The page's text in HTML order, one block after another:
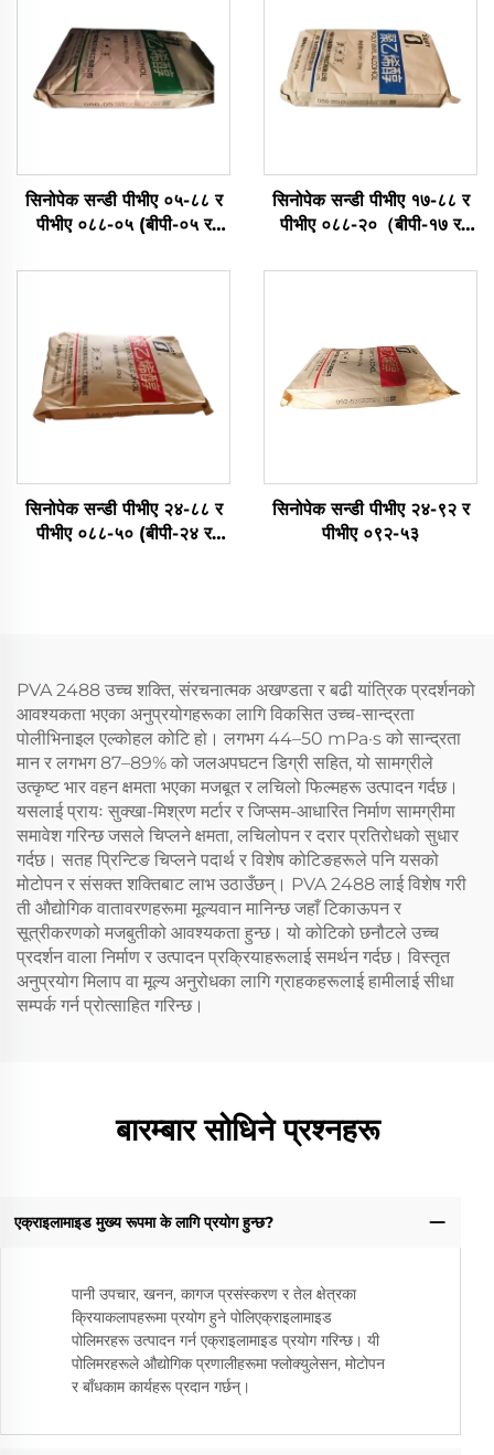
सिनोपेक सन्डी पीभीए ०५-८८ र
पीभीए ०८८-०५ (बीपी-०५ र
सिनोपेक सन्डी पीभीए १७-८८ र
पीभीए ०८८-२०（बीपी-१७ र
२२-८८）
सिनोपेक सन्डी पीभीए २४-८८ र
पीभीए ०८८-५० (बीपी-२४ र
सिनोपेक सन्डी पीभीए २४-९२ र
पीभीए ०९२-५३
PVA 2488 उच्च शक्ति, संरचनात्मक अखण्डता र बढी यांत्रिक प्रदर्शनको
आवश्यकता भएका अनुप्रयोगहरूका लागि विकसित उच्च-सान्द्रता
पोलीभिनाइल एल्कोहल कोटि हो। लगभग 44–50 mPa·s को सान्द्रता
मान र लगभग 87–89% को जलअपघटन डिग्री सहित, यो सामग्रीले
उत्कृष्ट भार वहन क्षमता भएका मजबूत र लचिलो फिल्महरू उत्पादन गर्दछ।
यसलाई प्रायः सुक्खा-मिश्रण मर्टार र जिप्सम-आधारित निर्माण सामग्रीमा
समावेश गरिन्छ जसले चिप्लने क्षमता, लचिलोपन र दरार प्रतिरोधको सुधार
गर्दछ। सतह प्रिन्टिङ चिप्लने पदार्थ र विशेष कोटिङहरूले पनि यसको
मोटोपन र संसक्त शक्तिबाट लाभ उठाउँछन्। PVA 2488 लाई विशेष गरी
ती औद्योगिक वातावरणहरूमा मूल्यवान मानिन्छ जहाँ टिकाऊपन र
सूत्रीकरणको मजबुतीको आवश्यकता हुन्छ। यो कोटिको छनौटले उच्च
प्रदर्शन वाला निर्माण र उत्पादन प्रक्रियाहरूलाई समर्थन गर्दछ। विस्तृत
अनुप्रयोग मिलाप वा मूल्य अनुरोधका लागि ग्राहकहरूलाई हामीलाई सीधा
सम्पर्क गर्न प्रोत्साहित गरिन्छ।
बारम्बार सोधिने प्रश्नहरू
एक्राइलामाइड मुख्य रूपमा के लागि प्रयोग हुन्छ?
पानी उपचार, खनन, कागज प्रसंस्करण र तेल क्षेत्रका
क्रियाकलापहरूमा प्रयोग हुने पोलिएक्राइलामाइड
पोलिमरहरू उत्पादन गर्न एक्राइलामाइड प्रयोग गरिन्छ। यी
पोलिमरहरूले औद्योगिक प्रणालीहरूमा फ्लोक्युलेसन, मोटोपन
र बाँधकाम कार्यहरू प्रदान गर्छन्।